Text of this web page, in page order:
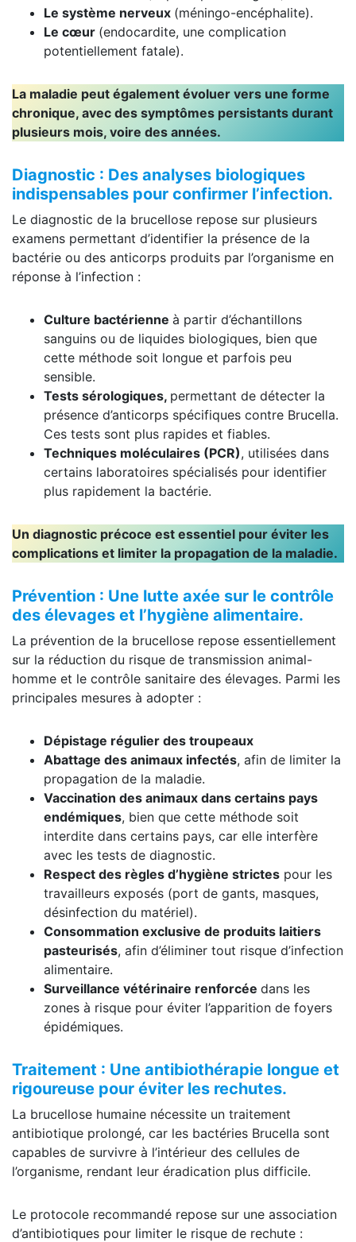
Le système nerveux (méningo-encéphalite).
Le cœur (endocardite, une complication
potentiellement fatale).
La maladie peut également évoluer vers une forme
chronique, avec des symptômes persistants durant
plusieurs mois, voire des années.
Diagnostic : Des analyses biologiques
indispensables pour confirmer l’infection.
Le diagnostic de la brucellose repose sur plusieurs
examens permettant d’identifier la présence de la
bactérie ou des anticorps produits par l’organisme en
réponse à l’infection :
Culture bactérienne à partir d’échantillons
sanguins ou de liquides biologiques, bien que
cette méthode soit longue et parfois peu
sensible.
Tests sérologiques, permettant de détecter la
présence d’anticorps spécifiques contre Brucella.
Ces tests sont plus rapides et fiables.
Techniques moléculaires (PCR), utilisées dans
certains laboratoires spécialisés pour identifier
plus rapidement la bactérie.
Un diagnostic précoce est essentiel pour éviter les
complications et limiter la propagation de la maladie.
Prévention : Une lutte axée sur le contrôle
des élevages et l’hygiène alimentaire.
La prévention de la brucellose repose essentiellement
sur la réduction du risque de transmission animal-
homme et le contrôle sanitaire des élevages. Parmi les
principales mesures à adopter :
Dépistage régulier des troupeaux
Abattage des animaux infectés, afin de limiter la
propagation de la maladie.
Vaccination des animaux dans certains pays
endémiques, bien que cette méthode soit
interdite dans certains pays, car elle interfère
avec les tests de diagnostic.
Respect des règles d’hygiène strictes pour les
travailleurs exposés (port de gants, masques,
désinfection du matériel).
Consommation exclusive de produits laitiers
pasteurisés, afin d’éliminer tout risque d’infection
alimentaire.
Surveillance vétérinaire renforcée dans les
zones à risque pour éviter l’apparition de foyers
épidémiques.
Traitement : Une antibiothérapie longue et
rigoureuse pour éviter les rechutes.
La brucellose humaine nécessite un traitement
antibiotique prolongé, car les bactéries Brucella sont
capables de survivre à l’intérieur des cellules de
l’organisme, rendant leur éradication plus difficile.
Le protocole recommandé repose sur une association
d’antibiotiques pour limiter le risque de rechute :